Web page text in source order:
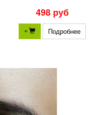
498 руб
+ Подробнее